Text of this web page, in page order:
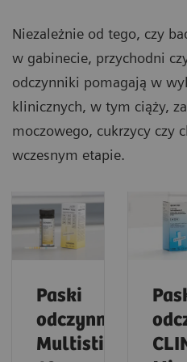
Niezależnie od tego, czy
w gabinecie, przychodni
odczynniki pomagają w
klinicznych, w tym ciąży,
moczowego, cukrzycy czy
wczesnym etapie.
Paski
odczynnikowe
Multistix®